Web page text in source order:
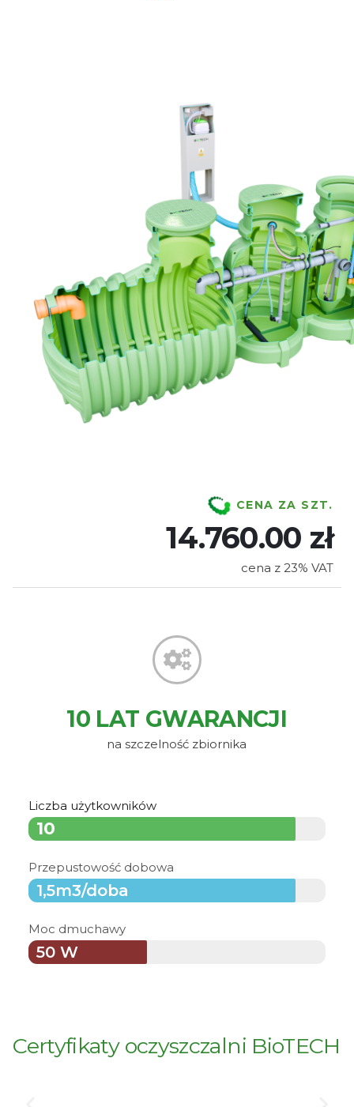
CENA ZA SZT.
14.760.00 zł
cena z 23% VAT
10 LAT GWARANCJI
na szczelność zbiornika
Liczba użytkowników
10
Przepustowość dobowa
1,5m3/doba
Moc dmuchawy
50 W
Certyfikaty oczyszczalni BioTECH